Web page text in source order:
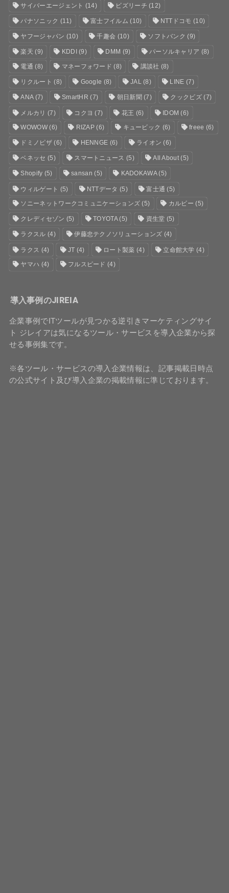
サイバーエージェント (14) ビズリーチ (12)
パナソニック (11) 富士フイルム (10) NTTドコモ (10)
ヤフージャパン (10) 千趣会 (10) ソフトバンク (9)
楽天 (9) KDDI(9) DMM (9) パーソルキャリア (8)
電通 (8) マネーフォワード (8) 講談社 (8)
リクルート (8) Google (8) JAL(8) LINE (7)
ANA(7) SmartHR (7) 朝日新聞 (7) クックビズ(7)
メルカリ (7) コクヨ (7) 花王 (6) IDOM (6)
WOWOW(6) RIZAP (6) キュービック (6) freee (6)
ドミノピザ(6) HENNGE (6) ライオン (6)
ベネッセ (5) スマートニュース (5) All About(5)
Shopify (5) sansan (5) KADOKAWA(5)
ウィルゲート (5) NTTデータ (5) 富士通 (5)
ソニーネットワークコミュニケーションズ (5) カルビー (5)
クレディセゾン (5) TOYOTA(5) 資生堂 (5)
ラクスル (4) 伊藤忠テクノソリューションズ (4)
ラクス (4) JT (4) ロート製薬 (4) 立命館大学 (4)
ヤマハ (4) フルスピード (4)
導入事例のJIREIA
企業事例でITツールが見つかる逆引きマーケティングサイ
ト ジレイアは気になるツール・サービスを導入企業から探
せる事例集です。
※各ツール・サービスの導入企業情報は、記事掲載日時点
の公式サイト及び導入企業の掲載情報に準じております。